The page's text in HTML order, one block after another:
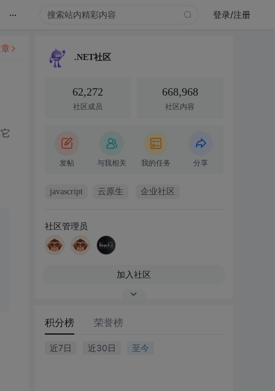
... 登录/注册
.NET社区
62,272
社区成员
668,968
社区内容
发帖 与我相关 我的任务 分享
javascript 云原生 企业社区
社区管理员
加入社区
积分榜 荣誉榜
近7日 近30日 至今